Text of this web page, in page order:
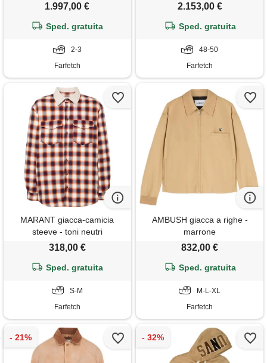
1.997,00 €
Sped. gratuita
2-3
Farfetch
2.153,00 €
Sped. gratuita
48-50
Farfetch
MARANT giacca-camicia
steeve - toni neutri
318,00 €
Sped. gratuita
S-M
Farfetch
AMBUSH giacca a righe -
marrone
832,00 €
Sped. gratuita
M-L-XL
Farfetch